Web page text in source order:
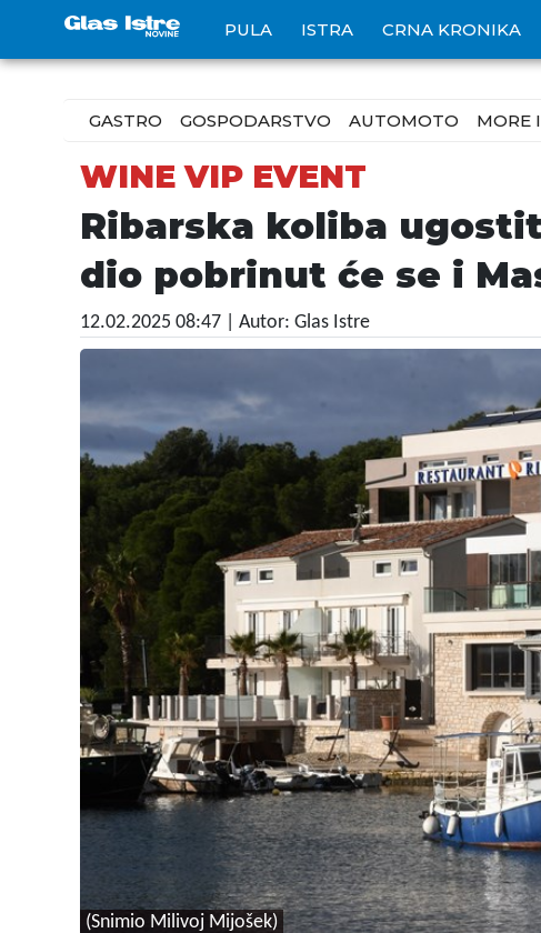
PULA ISTRA CRNA KRONIKA
GASTRO GOSPODARSTVO AUTOMOTO MORE
WINE VIP EVENT
Ribarska koliba
dio pobrinut će se i
12.02.2025 08:47 | Autor: Glas Istre
(Snimio Milivoj Mijošek)